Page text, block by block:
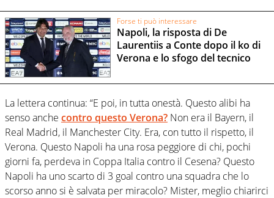
Forse ti può interessare
Napoli, la risposta di De
Laurentiis a Conte dopo il ko di
Verona e lo sfogo del tecnico
La lettera continua: “E poi, in tutta onestà. Questo alibi ha
senso anche contro questo Verona? Non era il Bayern, il
Real Madrid, il Manchester City. Era, con tutto il rispetto, il
Verona. Questo Napoli ha una rosa peggiore di chi, pochi
giorni fa, perdeva in Coppa Italia contro il Cesena? Questo
Napoli ha uno scarto di 3 goal contro una squadra che lo
scorso anno si è salvata per miracolo? Mister, meglio chiarirci